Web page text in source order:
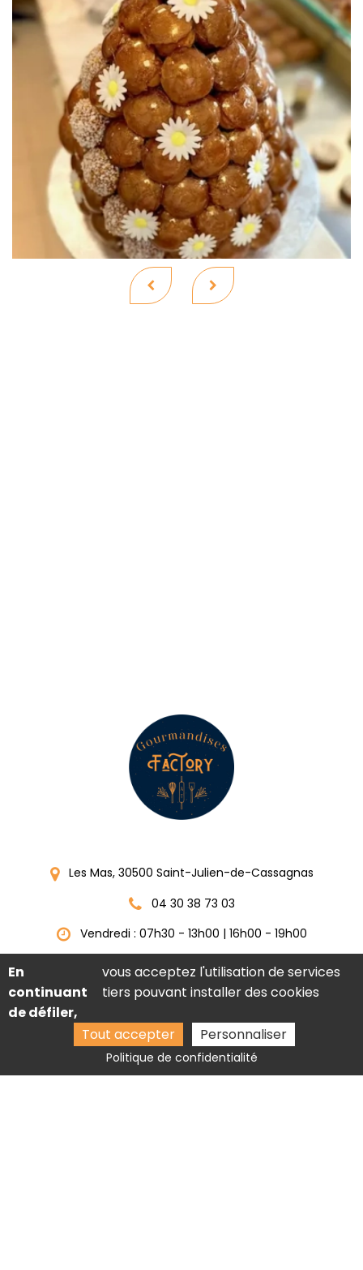
Les Mas, 30500 Saint-Julien-de-Cassagnas
04 30 38 73 03
Vendredi : 07h30 - 13h00 | 16h00 - 19h00
En
continuant
de défiler,
vous acceptez l'utilisation de services
tiers pouvant installer des cookies
Tout accepter Personnaliser
Politique de confidentialité